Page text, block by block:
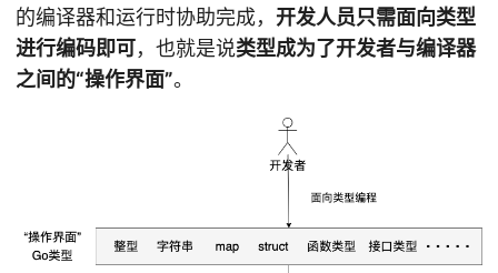
的编译器和运行时协助完成， 开发人员只需面向类型
进行编码即可，也就是说类型成为了开发者与编译器
之间的“操作界面”。